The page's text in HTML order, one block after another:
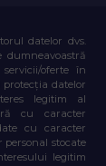
datelor dvs.
dumneavoastră
oferte în
protecția datelor
legitim al
cu caracter
cu caracter
personal stocate
legitim